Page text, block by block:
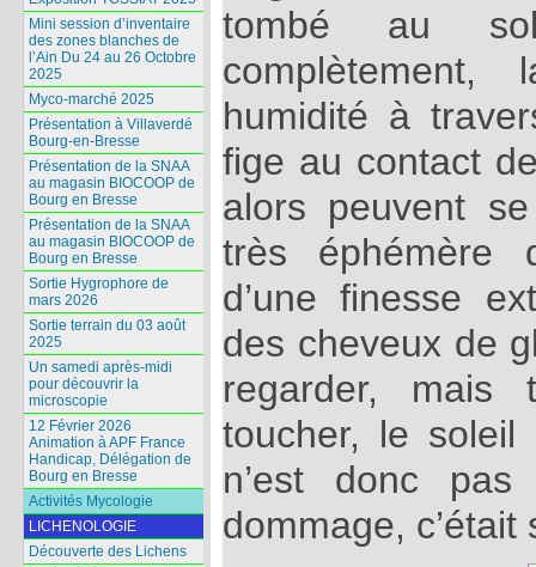
tombé au
humidité à
fige au contact
alors peuvent
très éphémère
d’une finesse
des cheveux de
regarder, mais
toucher, le
n’est donc
dommage, c’était
Mini session d’inventaire
des zones blanches de
l’Ain Du 24 au 26 Octobre
2025
Myco-marché 2025
Présentation à Villaverdé
Bourg-en-Bresse
Présentation de la SNAA
au magasin BIOCOOP de
Bourg en Bresse
Présentation de la SNAA
au magasin BIOCOOP de
Bourg en Bresse
Sortie Hygrophore de
mars 2026
Sortie terrain du 03 août
2025
Un samedi après-midi
pour découvrir la
microscopie
12 Février 2026
Animation à APF France
Handicap, Délégation de
Bourg en Bresse
Activités Mycologie
LICHENOLOGIE
Découverte des Lichens